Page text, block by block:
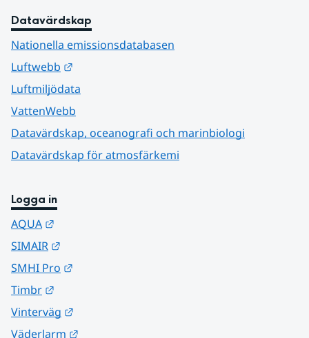
Datavärdskap
Nationella emissionsdatabasen
Luftwebb
Luftmiljödata
VattenWebb
Datavärdskap, oceanografi och marinbiologi
Datavärdskap för atmosfärkemi
Logga in
AQUA
SIMAIR
SMHI Pro
Timbr
Vinterväg
Väderlarm